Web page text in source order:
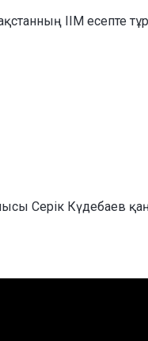
ІІМ есепте
Серік Күдебаев